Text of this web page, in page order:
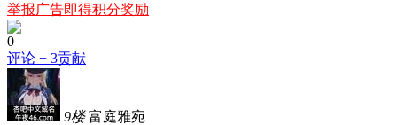
举报广告即得积分奖励
0
评论 + 3贡献
9楼 富庭雅宛